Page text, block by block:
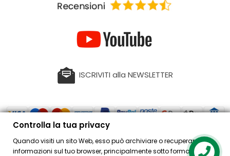
ISCRIVITI alla NEWSLETTER
PRODOTTI
Controlla la tua privacy
Quando visiti un sito Web, esso può archiviare o recuperare
informazioni sul tuo browser, principalmente sotto forma di